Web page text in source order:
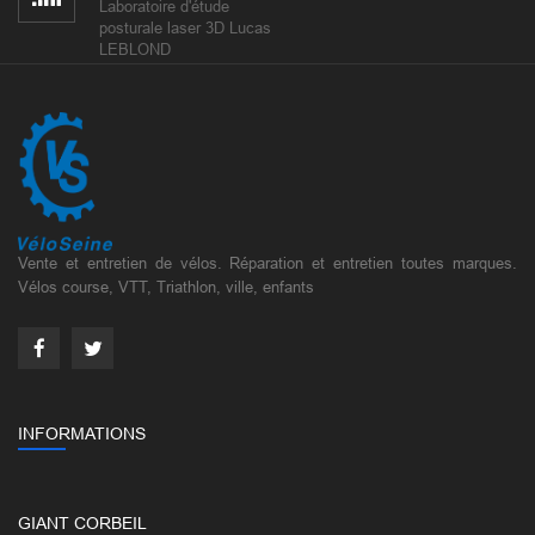
Laboratoire d'étude
posturale laser 3D Lucas
LEBLOND
Vente et entretien de vélos. Réparation et entretien toutes marques.
Vélos course, VTT, Triathlon, ville, enfants
INFORMATIONS
GIANT CORBEIL